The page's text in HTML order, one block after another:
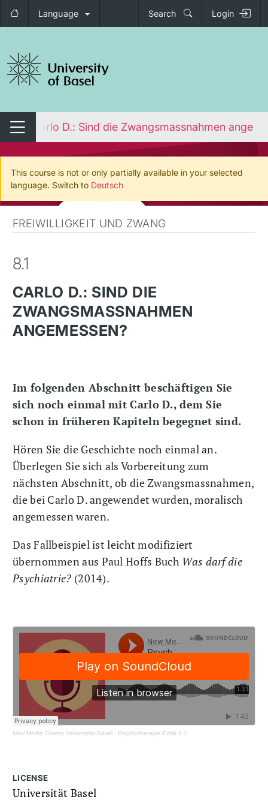
Language Search Login
navigation
Switch navigation
Carlo D.: Sind die Zwangsmassnahmen
This course is not or only partially available in your selected
language. Switch to Deutsch
FREIWILLIGKEIT UND ZWANG
8.1
CARLO D.: SIND DIE
ZWANGSMASSNAHMEN
ANGEMESSEN?
Im folgenden Abschnitt beschäftigen Sie
sich noch einmal mit Carlo D., dem Sie
schon in früheren Kapiteln begegnet sind.
Hören Sie die Geschichte noch einmal an.
Überlegen Sie sich als Vorbereitung zum
nächsten Abschnitt, ob die Zwangsmassnahmen,
die bei Carlo D. angewendet wurden, moralisch
angemessen waren.
Das Fallbeispiel ist leicht modifiziert
übernommen aus Paul Hoffs Buch Was darf die
Psychiatrie? (2014).
New Media Center, Universität Basel · Psychotherapie-Ethik 8-1
LICENSE
Universität Basel